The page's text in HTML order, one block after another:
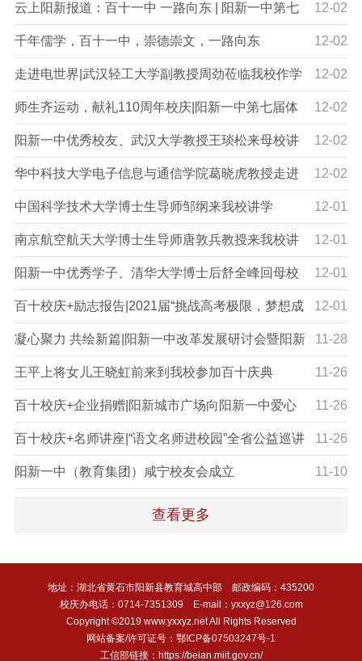
12-02
云上阳新报道：百十一中 一路向东 | 阳新一中第七
届体育科技文化艺术节文艺汇演图集 12-02
千年儒学，百十一中，崇德崇文，一路向东
12-02
走进电世界|武汉轻工大学副教授周劲莅临我校作学
术讲座 12-02
师生齐运动，献礼110周年校庆|阳新一中第七届体
育科技文化艺术节体育运动会正式开赛 12-02
阳新一中优秀校友、武汉大学教授王琰松来母校讲
学 12-02
华中科技大学电子信息与通信学院葛晓虎教授走进
阳新一中 12-01
中国科学技术大学博士生导师邹纲来我校讲学
12-01
南京航空航天大学博士生导师唐敦兵教授来我校讲
学 12-01
阳新一中优秀学子、清华大学博士后舒全峰回母校
作报告 12-01
百十校庆+励志报告|2021届“挑战高考极限，梦想成
就未来”高考励志报告会 11-28
凝心聚力 共绘新篇|阳新一中改革发展研讨会暨阳新
一中校友总会成立大会 11-26
王平上将女儿王晓虹前来到我校参加百十庆典
11-26
百十校庆+企业捐赠|阳新城市广场向阳新一中爱心
捐赠 11-26
百十校庆+名师讲座|“语文名师进校园”全省公益巡讲
走进阳新一中 11-10
阳新一中（教育集团）咸宁校友会成立
查看更多
地址：湖北省黄石市阳新县教育城高中部 邮政编码：435200
校庆办电话：0714-7351309 E-mail：yxxyz@126.com
Copyright ©2019 www.yxxyz.net All Rights Reserved
网站备案/许可证号：鄂ICP备07503247号-1
工信部链接：https://beian.miit.gov.cn/